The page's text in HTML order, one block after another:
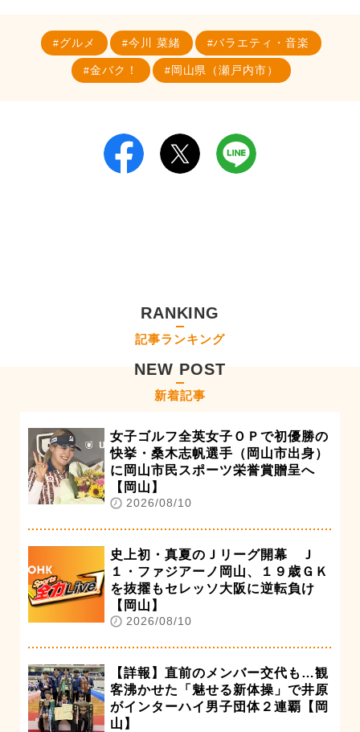
グルメ 今川 菜緒 バラエティ・音楽
金バク！ 岡山県（瀬戸内市）
RANKING
記事ランキング
NEW POST
新着記事
女子ゴルフ全英女子ＯＰで初優勝の
快挙・桑木志帆選手（岡山市出身）
に岡山市民スポーツ栄誉賞贈呈へ
【岡山】
2026/08/10
史上初・真夏のＪリーグ開幕 Ｊ
１・ファジアーノ岡山、１９歳ＧＫ
を抜擢もセレッソ大阪に逆転負け
【岡山】
2026/08/10
【詳報】直前のメンバー交代も…観
客沸かせた「魅せる新体操」で井原
がインターハイ男子団体２連覇【岡
山】